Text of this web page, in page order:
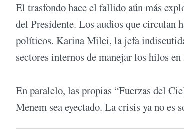
El trasfondo hace el fallido aún más
del Presidente. Los audios que circulan
políticos. Karina Milei, la jefa
sectores internos de manejar los hilos
En paralelo, las propias “Fuerzas del
Menem sea eyectado. La crisis ya no